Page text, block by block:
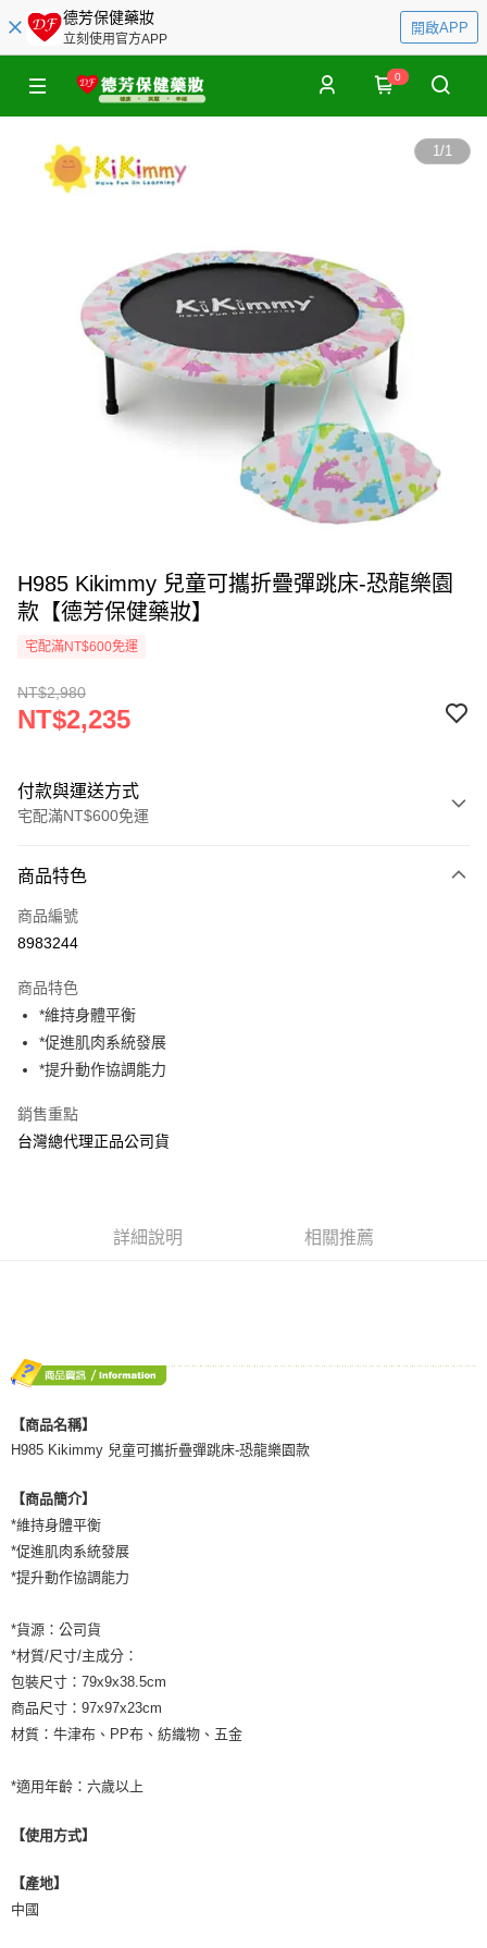
德芳保健藥妝
立刻使用官方APP
開啟APP
0
1/1
H985 Kikimmy 兒童可攜折疊彈跳床-恐龍樂園
款【德芳保健藥妝】
宅配滿NT$600免運
NT$2,980
NT$2,235
付款與運送方式
宅配滿NT$600免運
信用卡一次付款
LINE Pay
街口支付
悠遊付
相關說明
【關於「AFTEE先享後付」】
３．安心：先確認商品／服務後，再付款。
３．收到繳費通知簡訊後14天內，點擊此簡訊中的連結，可透過四大超商／
ATM／網路銀行／等多元方式進行付款，方視為交易完成。
購買商品的店家。未經商家同意取消之訂單仍視為有效，需透過AFTEE先享
後付繳納相關費用。
※ 交易是否成功請以「AFTEE先享後付 」之結帳頁面顯示為準，若有關於
客戶支援中心」
【注意事項】
１．透過由恩沛科技股份有限公司提供之「AFTEE先享後付」服務完成之交
易，需依本服務之必要範圍內提供個人資料，並將交易相關給付款項請求債
https://aftee.tw/terms/#terms3
３．未成年的使用者請事先徵得法定代理人或監護人之同意方可使用
任。
４．使用「AFTEE先享後付」時，將依據個別帳號之用戶狀況，依本公司即
時審查核予不同之上限額度；若仍有額度不足之情形，本公司將視審查結果
恩沛科技股份有限公司將有權停止該用戶之使用額度並採取法律行動。
付款後門市自取
免運費
商品特色
商品編號
8983244
商品特色
*維持身體平衡
*促進肌肉系統發展
*提升動作協調能力
銷售重點
台灣總代理正品公司貨
詳細說明 相關推薦
【商品名稱】
H985 Kikimmy 兒童可攜折疊彈跳床-恐龍樂園款
【商品簡介】
*維持身體平衡
*促進肌肉系統發展
*提升動作協調能力
*貨源：公司貨
*材質/尺寸/主成分：
包裝尺寸：79x9x38.5cm
商品尺寸：97x97x23cm
材質：牛津布、PP布、紡織物、五金
*適用年齡：六歲以上
【使用方式】
【產地】
中國